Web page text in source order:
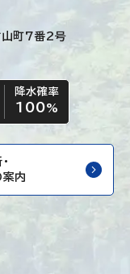
町7番2号
降水確率
100%
内